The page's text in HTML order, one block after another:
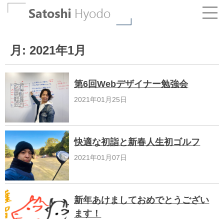
Skip
月: 2021年1月
第6回Webデザイナー勉強会
2021年01月25日
快適な初詣と新春人生初ゴルフ
2021年01月07日
新年あけましておめでとうござい
ます！